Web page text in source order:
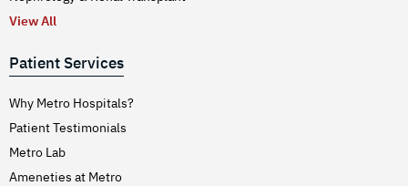
View All
Patient Services
Why Metro Hospitals?
Patient Testimonials
Metro Lab
Ameneties at Metro